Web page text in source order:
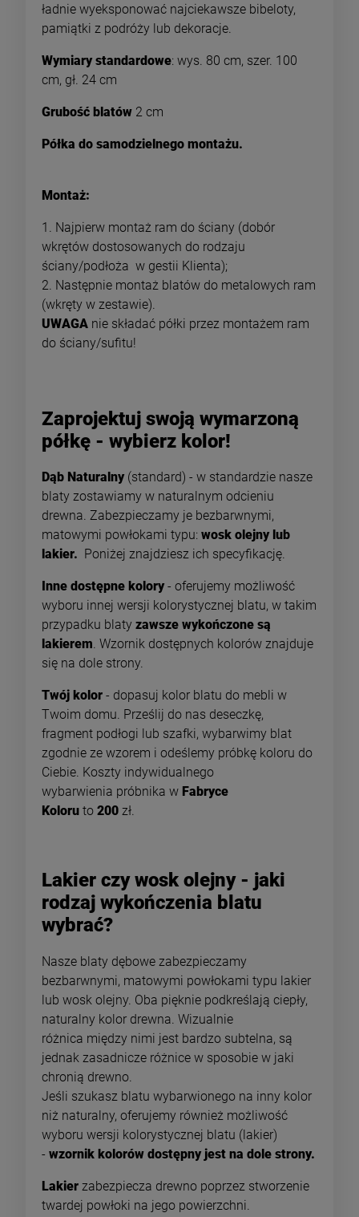
ładnie wyeksponować najciekawsze bibeloty,
pamiątki z podróży lub dekoracje.
Wymiary standardowe: wys. 80 cm, szer. 100
cm, gł. 24 cm
Grubość blatów 2 cm
Półka do samodzielnego montażu.
Montaż:
1. Najpierw montaż ram do ściany (dobór
wkrętów dostosowanych do rodzaju
ściany/podłoża w gestii Klienta);
2. Następnie montaż blatów do metalowych ram
(wkręty w zestawie).
UWAGA nie składać półki przez montażem ram
do ściany/sufitu!
Zaprojektuj swoją wymarzoną
półkę - wybierz kolor!
Dąb Naturalny (standard) - w standardzie nasze
blaty zostawiamy w naturalnym odcieniu
drewna. Zabezpieczamy je bezbarwnymi,
matowymi powłokami typu: wosk olejny lub
lakier. Poniżej znajdziesz ich specyfikację.
Inne dostępne kolory - oferujemy możliwość
wyboru innej wersji kolorystycznej blatu, w takim
przypadku blaty zawsze wykończone są
lakierem. Wzornik dostępnych kolorów znajduje
się na dole strony.
Twój kolor - dopasuj kolor blatu do mebli w
Twoim domu. Prześlij do nas deseczkę,
fragment podłogi lub szafki, wybarwimy blat
zgodnie ze wzorem i odeślemy próbkę koloru do
Ciebie. Koszty indywidualnego
wybarwienia próbnika w Fabryce
Koloru to 200 zł.
Lakier czy wosk olejny - jaki
rodzaj wykończenia blatu
wybrać?
Nasze blaty dębowe zabezpieczamy
bezbarwnymi, matowymi powłokami typu lakier
lub wosk olejny. Oba pięknie podkreślają ciepły,
naturalny kolor drewna. Wizualnie
różnica między nimi jest bardzo subtelna, są
jednak zasadnicze różnice w sposobie w jaki
chronią drewno.
Jeśli szukasz blatu wybarwionego na inny kolor
niż naturalny, oferujemy również możliwość
wyboru wersji kolorystycznej blatu (lakier)
- wzornik kolorów dostępny jest na dole strony.
Lakier zabezpiecza drewno poprzez stworzenie
twardej powłoki na jego powierzchni.